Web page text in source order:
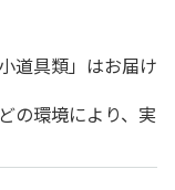
道具類」はお届け
の環境により、実